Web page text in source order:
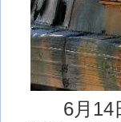
6月14日